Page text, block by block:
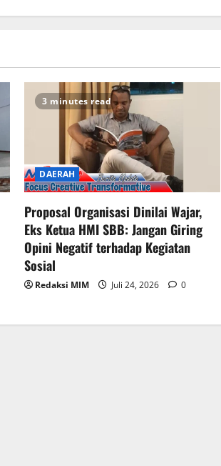
3 minutes read
DAERAH
Proposal Organisasi Dinilai Wajar,
Eks Ketua HMI SBB: Jangan Giring
Opini Negatif terhadap Kegiatan
Sosial
Redaksi MIM Juli 24, 2026 0